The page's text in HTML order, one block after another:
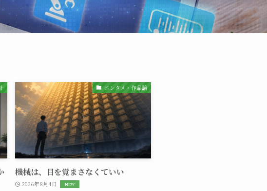
エンタメ・作品論
機械は、目を覚まさなくていい
2026年8月4日